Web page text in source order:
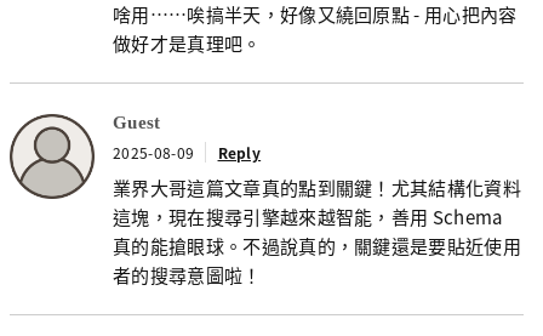
啥用……唉搞半天，好像又繞回原點 - 用心把內容
做好才是真理吧。
Guest
2025-08-09 Reply
業界大哥這篇文章真的點到關鍵！尤其結構化資料
這塊，現在搜尋引擎越來越智能，善用 Schema
真的能搶眼球。不過說真的，關鍵還是要貼近使用
者的搜尋意圖啦！